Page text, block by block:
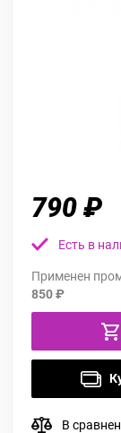
790 ₽
Есть в
Применен
850 ₽
В